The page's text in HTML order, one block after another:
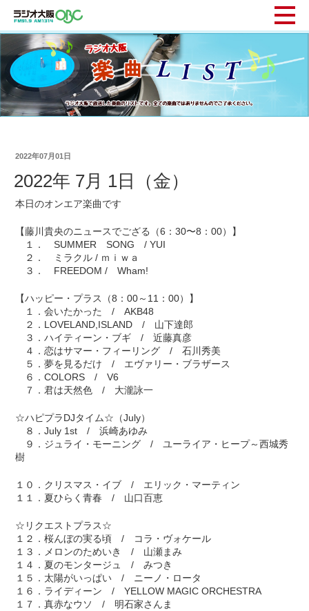
2022年07月01日
2022年 7月 1日（金）
本日のオンエア楽曲です
【藤川貴央のニュースでござる（6：30〜8：00）】
１． SUMMER SONG / YUI
２． ミラクル / ｍｉｗａ
３． FREEDOM / Wham!
【ハッピー・プラス（8：00～11：00）】
１．会いたかった / AKB48
２．LOVELAND,ISLAND / 山下達郎
３．ハイティーン・ブギ / 近藤真彦
４．恋はサマー・フィーリング / 石川秀美
５．夢を見るだけ / エヴァリー・ブラザース
６．COLORS / V6
７．君は天然色 / 大瀧詠一
☆ハピプラDJタイム☆（July）
８．July 1st / 浜崎あゆみ
９．ジュライ・モーニング / ユーライア・ヒープ～西城秀
樹
１０．クリスマス・イブ / エリック・マーティン
１１．夏ひらく青春 / 山口百恵
☆リクエストプラス☆
１２．桜んぼの実る頃 / コラ・ヴォケール
１３．メロンのためいき / 山瀬まみ
１４．夏のモンタージュ / みつき
１５．太陽がいっぱい / ニーノ・ロータ
１６．ライディーン / YELLOW MAGIC ORCHESTRA
１７．真赤なウソ / 明石家さんま